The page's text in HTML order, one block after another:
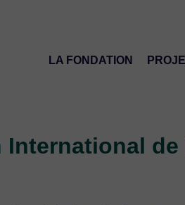
LA FONDATION
International